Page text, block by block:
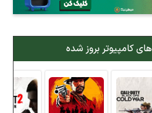
ما را در کانال رسمی دانلود در
...
کامپیوتر بروز شده